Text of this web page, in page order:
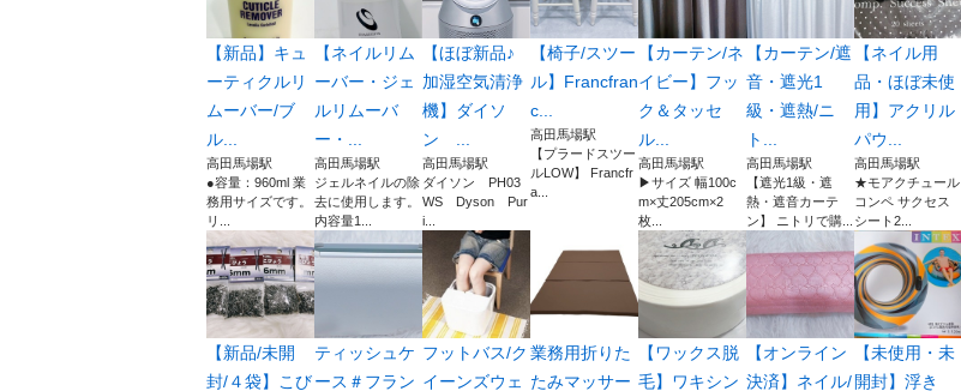
【新品】キュ
ーティクルリ
ムーバー/ブ
ル...
高田馬場駅
●容量：960ml 業
務用サイズです。
リ...
【ネイルリム
ーバー・ジェ
ルリムーバ
ー・...
高田馬場駅
ジェルネイルの除
去に使用します。
内容量1...
【ほぼ新品♪
加湿空気清浄
機】ダイソ
ン ...
高田馬場駅
ダイソン PH03
WS Dyson Pur
i...
【椅子/スツー
ル】Francfran
c...
高田馬場駅
【プラードスツー
ルLOW】 Francfr
a...
【カーテン/ネ
イビー】フッ
ク＆タッセ
ル...
高田馬場駅
▶︎サイズ 幅100c
m×丈205cm×2
枚...
【カーテン/遮
音・遮光1
級・遮熱/ニ
ト...
高田馬場駅
【遮光1級・遮
熱・遮音カーテ
ン】 ニトリで購...
【ネイル用
品・ほぼ未使
用】アクリル
パウ...
高田馬場駅
★モアクチュール
コンペ サクセス
シート2...
【新品/未開
封/４袋】こび
ティッシュケ
ース＃フラン
フットバス/ク
イーンズウェ
業務用折りた
たみマッサー
【ワックス脱
毛】ワキシン
【オンライン
決済】ネイル/
【未使用・未
開封】浮き